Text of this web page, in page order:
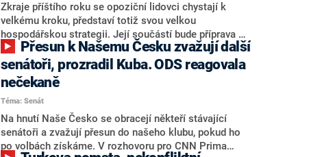
Zkraje příštího roku se opoziční lidovci chystají k
velkému kroku, představí totiž svou velkou
hospodářskou strategii. Její součástí bude příprava na
stárnutí populace, řekl ve středu na setkání s novináři
nový předseda lidovců Jan Grolich. Ten zároveň v
senátních volbách kandiduje ve Vyškově. Popsal i
aktivitu opozice, o níž vládní strany nebo političtí
komentátoři mluví jako o slabé a v defenzivě. „Je to
úmorná práce upozorňovat na chyby vlády. Ministři s
námi navíc nechodí do debat. Chceme ale ukazovat
svoje témata,“ odpověděl Grolich na dotaz CNN Prima
senátoři, prozradil Kuba. ODS reagovala
nečekaně
Téma: Senát
Na hnutí Naše Česko se obracejí někteří stávající
senátoři a zvažují přesun do našeho klubu, pokud ho
po volbách získáme. V rozhovoru pro CNN Prima